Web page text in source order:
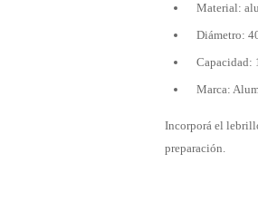
Material:
Diámetro:
Capacidad:
Marca:
Incorporá el
preparación.